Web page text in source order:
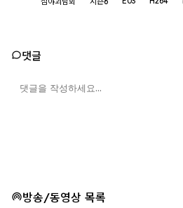
댓글
방송/동영상 목록